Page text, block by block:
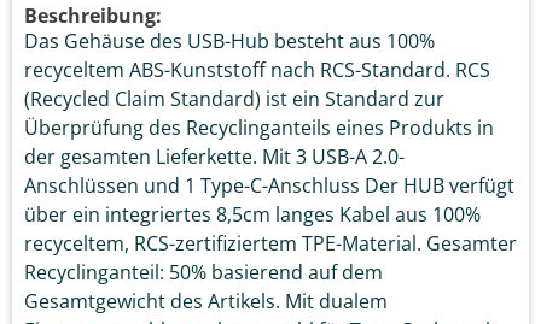
Beschreibung:
Das Gehäuse des USB-Hub besteht aus 100%
recyceltem ABS-Kunststoff nach RCS-Standard. RCS
(Recycled Claim Standard) ist ein Standard zur
Überprüfung des Recyclinganteils eines Produkts in
der gesamten Lieferkette. Mit 3 USB-A 2.0-
Anschlüssen und 1 Type-C-Anschluss Der HUB verfügt
über ein integriertes 8,5cm langes Kabel aus 100%
recyceltem, RCS-zertifiziertem TPE-Material. Gesamter
Recyclinganteil: 50% basierend auf dem
Gesamtgewicht des Artikels. Mit dualem